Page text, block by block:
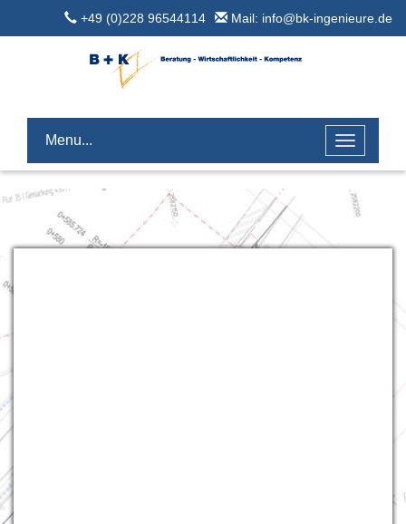
Mail: info@bk-ingenieure.de
+49 (0)228 96544114
Menu...
Toggle